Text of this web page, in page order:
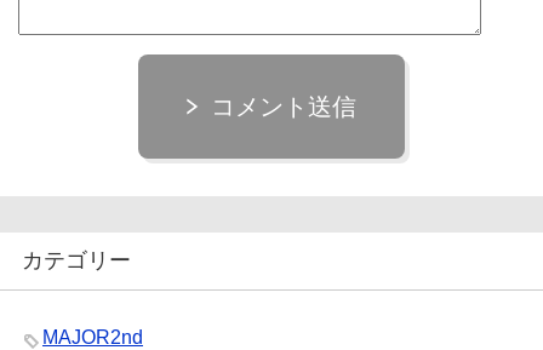
コメント送信
カテゴリー
MAJOR2nd